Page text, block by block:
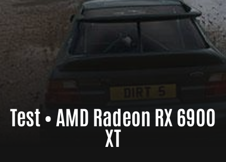
Test • AMD Radeon RX 6900
XT